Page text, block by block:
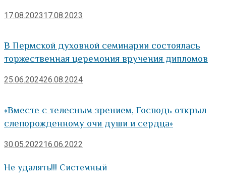
17.08.202317.08.2023
В Пермской духовной семинарии состоялась
торжественная церемония вручения дипломов
25.06.202426.08.2024
«Вместе с телесным зрением, Господь открыл
слепорожденному очи души и сердца»
30.05.202216.06.2022
Не удалять!!! Системный